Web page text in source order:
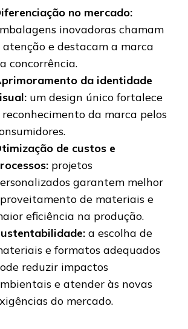
no mercado:
inovadoras chamam
atenção e destacam a marca
concorrência.
da identidade
um design único fortalece
reconhecimento da marca pelos
de custos e
projetos
garantem melhor
de materiais e
eficiência na produção.
a escolha de
e formatos adequados
reduzir impactos
e atender às novas
do mercado.